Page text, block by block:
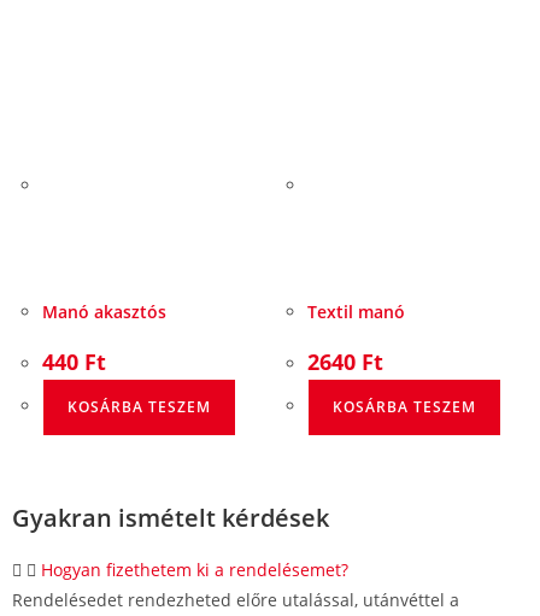
Manó akasztós
440 Ft
KOSÁRBA TESZEM
Textil manó
2640 Ft
KOSÁRBA TESZEM
Gyakran ismételt kérdések
Hogyan fizethetem ki a rendelésemet?
Rendelésedet rendezheted előre utalással, utánvéttel a